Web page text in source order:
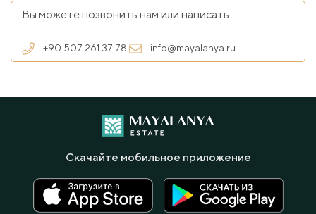
Вы можете позвонить нам или написать
+90 507 261 37 78 info@mayalanya.ru
Скачайте мобильное приложение